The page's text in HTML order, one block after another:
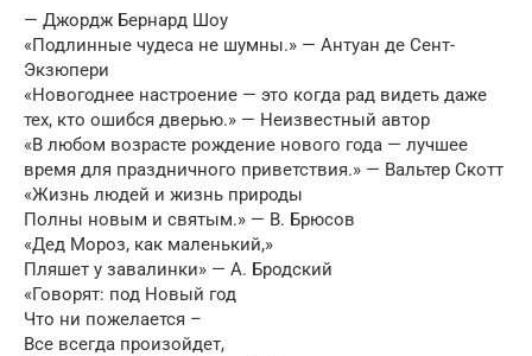
— Джордж Бернард Шоу
«Подлинные чудеса не шумны.» — Антуан де Сент-
Экзюпери
«Новогоднее настроение — это когда рад видеть даже
тех, кто ошибся дверью.» — Неизвестный автор
«В любом возрасте рождение нового года — лучшее
время для праздничного приветствия.» — Вальтер Скотт
«Жизнь людей и жизнь природы
Полны новым и святым.» — В. Брюсов
«Дед Мороз, как маленький,»
Пляшет у завалинки» — А. Бродский
«Говорят: под Новый год
Что ни пожелается –
Все всегда произойдет,